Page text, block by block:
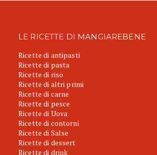
LE RICETTE DI MANGIAREBENE
Ricette di antipasti
Ricette di pasta
Ricette di riso
Ricette di altri primi
Ricette di carne
Ricette di pesce
Ricette di Uova
Ricette di contorni
Ricette di Salse
Ricette di dessert
Ricette di drink